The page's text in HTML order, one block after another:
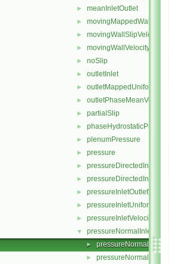
► meanInletOutlet
►
► movingWallSlipVelocity
► movingWallVelocity
► noSlip
► outletInlet
► outletMappedUniformInlet
► outletPhaseMeanVelocity
► partialSlip
► phaseHydrostaticPressure
► plenumPressure
► pressure
►
►
► pressureInletOutletVelocity
►
► pressureInletVelocity
▼
►
►